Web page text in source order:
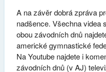
A na závěr dobrá zpráva
nadšence. Všechna videa
obou závodních dnů
americké gymnastické
Na Youtube najdete i
závodních dnů (v AJ)